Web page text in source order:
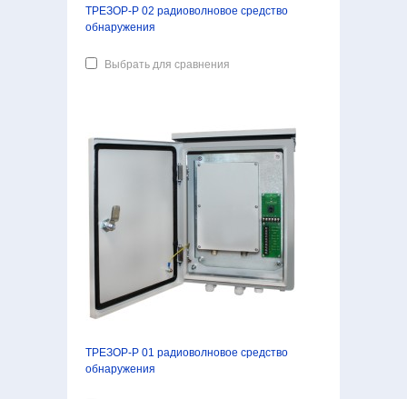
ТРЕЗОР-Р 02 радиоволновое средство
обнаружения
Выбрать для сравнения
ТРЕЗОР-Р 01 радиоволновое средство
обнаружения